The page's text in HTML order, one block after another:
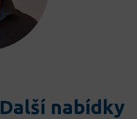
Další nabídky